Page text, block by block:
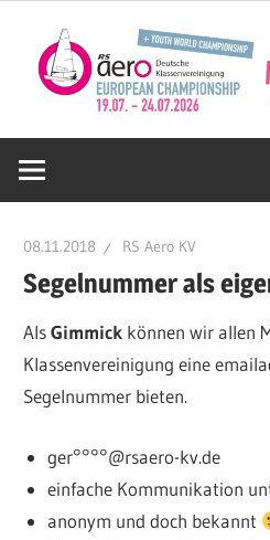
Inhalt
springen
08.11.2018 RS Aero KV
Segelnummer als
AlsGimmick können wir allen
Klassenvereinigung eine
Segelnummer bieten.
ger°°°°@rsaero-kv.de
einfache Kommunikation
anonym und doch bekannt